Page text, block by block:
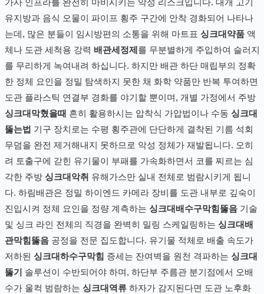
가사 인프라를 완전히 마비시키는 악성 리스크입니다. 대개 고기
유지방과 음식 오물이 파이프 횡주 구간에 안착 경화되어 나타나
는데, 많은 분들이 임시방편의 소통을 위해 마트표 싱크대약품액
체나 도관 세척용 강력 배관세정제 를 무분별하게 주입하여 슬러지
를 무리하게 녹여내려 하십니다. 하지만 배관 하단 매립부의 정확
한 정체 요인을 정밀 탐색하지 못한 채 화학 약품만 반복 투여하면
도관 플라스틱 연결부 경화를 야기할 뿐이며, 개별 가정에서 주방
싱크대막혔을때 흔히 활용하시는 압착식 가압법이나 수동 싱크대
뚫는법 기구 장치로는 수평 횡주관에 단단하게 결착된 기름 석회
무덤을 완전 제거해내지 못하므로 악성 정체가 재발됩니다. 오히
려 토출구에 갇힌 유기물이 부패를 가속화하면서 코를 찌르는 심
각한 주방 싱크대악취 유해가스만 실내 전체로 범람시키게 됩니
다. 하림배관은 정밀 하이엔드 카메라 장비를 도관 내부로 깊숙이
진입시켜 정체 요인을 정량 계측하는 싱크대배수구막힘뚫음기술
및 싱크 라인 전체의 직경을 완벽히 밀링 스케일링하는 싱크대배
관막힘뚫음공정을 전문 집도합니다. 유기물 적체로 배출 속도가
저하된 싱크대하수구막힘 증세는 잔여벽을 원천 격파하는 싱크대
뚫기
솔루션이 수반되어야 하며, 하단부 주름관 분기점에서 오배
수가 울컥 범람하는 싱크대역류하자가 감지된다면 도관 노후화